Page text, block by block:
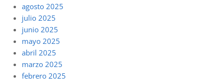
agosto 2025
julio 2025
junio 2025
mayo 2025
abril 2025
marzo 2025
febrero 2025